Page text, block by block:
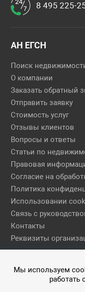
8 495 225-
АН ЕГСН
Поиск
О компании
Заказать обратный
Отправить заявку
Стоимость услуг
Отзывы клиентов
Вопросы и ответы
Статьи по
Правовая
Согласие на
Политика
Использовании
Связь с
Контакты
Реквизиты
Правовая информация
© 2026 АН ЕГСН
Мы используем
работать